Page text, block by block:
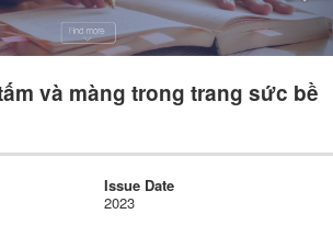
và màng trong trang sức bề
Issue Date
2023